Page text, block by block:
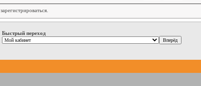
зарегистрироваться.
Быстрый переход